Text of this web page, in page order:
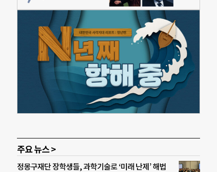
주요 뉴스 >
정몽구재단 장학생들, 과학기술로 ‘미래 난제’ 해법